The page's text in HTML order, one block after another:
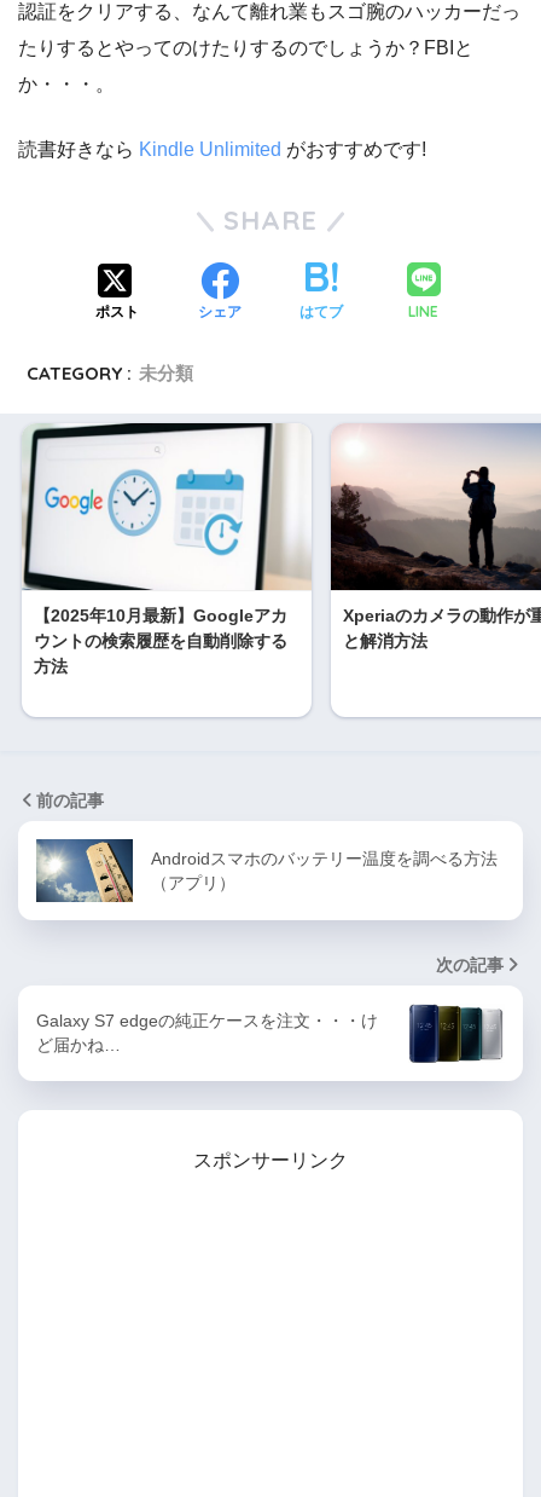
認証をクリアする、なんて離れ業もスゴ腕のハッカーだっ
たりするとやってのけたりするのでしょうか？FBIと
か・・・。
読書好きなら Kindle Unlimited がおすすめです!
SHARE
ポスト シェア はてブ LINE
CATEGORY : 未分類
【2025年10月最新】Googleアカ
ウントの検索履歴を自動削除する
方法
Xperiaのカメラの動作が
と解消方法
前の記事
Androidスマホのバッテリー温度を調べる方法
（アプリ）
次の記事
Galaxy S7 edgeの純正ケースを注文・・・け
ど届かね…
スポンサーリンク